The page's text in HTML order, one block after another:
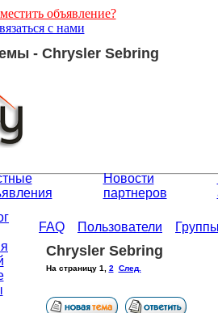
объявление?
с нами
- Chrysler Sebring
Новости
партнеров
FAQ Пользователи
Chrysler Sebring
На страницу 1 2 След.